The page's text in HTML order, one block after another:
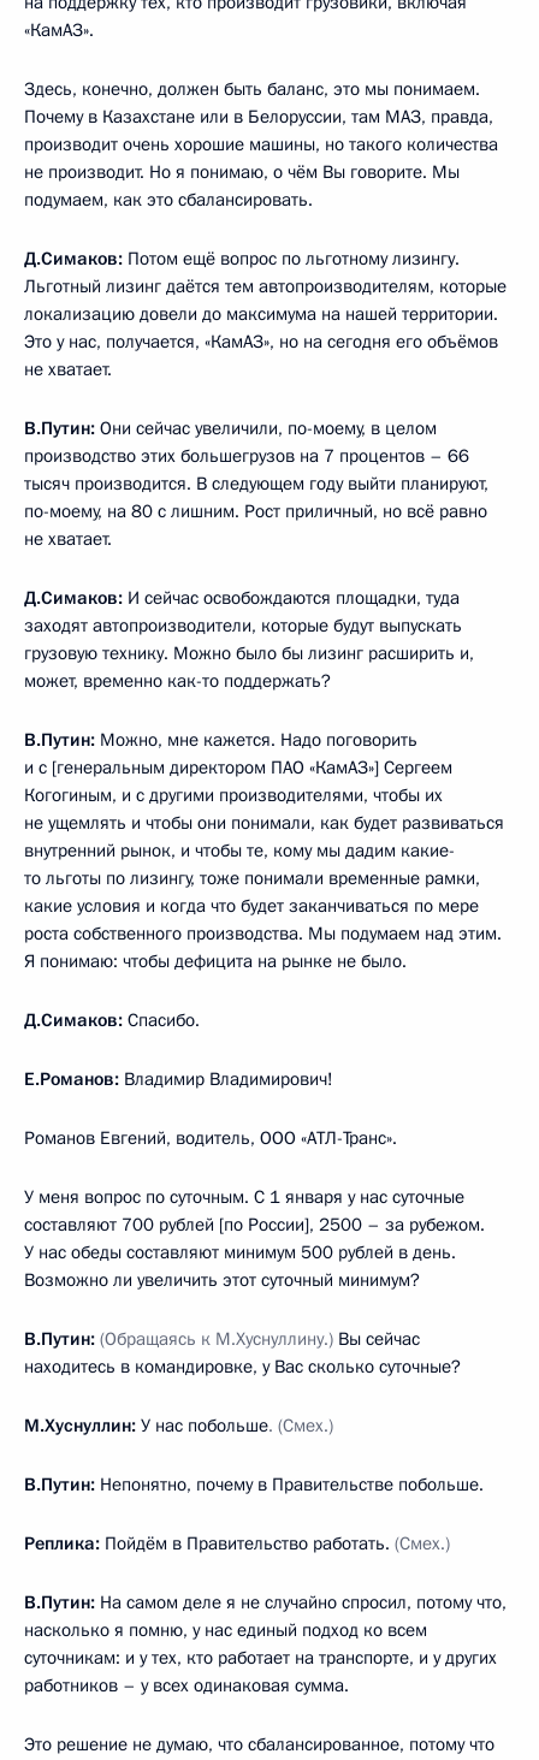
«КамАЗ».
Здесь, конечно, должен быть баланс, это мы понимаем.
Почему в Казахстане или в Белоруссии, там МАЗ, правда,
производит очень хорошие машины, но такого количества
не производит. Но я понимаю, о чём Вы говорите. Мы
подумаем, как это сбалансировать.
Д.Симаков: Потом ещё вопрос по льготному лизингу.
Льготный лизинг даётся тем автопроизводителям, которые
локализацию довели до максимума на нашей территории.
Это у нас, получается, «КамАЗ», но на сегодня его объёмов
не хватает.
В.Путин: Они сейчас увеличили, по-моему, в целом
производство этих большегрузов на 7 процентов – 66
тысяч производится. В следующем году выйти планируют,
по-моему, на 80 с лишним. Рост приличный, но всё равно
не хватает.
Д.Симаков: И сейчас освобождаются площадки, туда
заходят автопроизводители, которые будут выпускать
грузовую технику. Можно было бы лизинг расширить и,
может, временно как-то поддержать?
В.Путин: Можно, мне кажется. Надо поговорить
и с [генеральным директором ПАО «КамАЗ»] Сергеем
Когогиным, и с другими производителями, чтобы их
не ущемлять и чтобы они понимали, как будет развиваться
внутренний рынок, и чтобы те, кому мы дадим какие-
то льготы по лизингу, тоже понимали временные рамки,
какие условия и когда что будет заканчиваться по мере
роста собственного производства. Мы подумаем над этим.
Я понимаю: чтобы дефицита на рынке не было.
Д.Симаков: Спасибо.
Е.Романов: Владимир Владимирович!
Романов Евгений, водитель, ООО «АТЛ-Транс».
У меня вопрос по суточным. С 1 января у нас суточные
составляют 700 рублей [по России], 2500 – за рубежом.
У нас обеды составляют минимум 500 рублей в день.
Возможно ли увеличить этот суточный минимум?
В.Путин: (Обращаясь к М.Хуснуллину.) Вы сейчас
находитесь в командировке, у Вас сколько суточные?
М.Хуснуллин: У нас побольше. (Смех.)
В.Путин: Непонятно, почему в Правительстве побольше.
Реплика: Пойдём в Правительство работать. (Смех.)
В.Путин: На самом деле я не случайно спросил, потому что,
насколько я помню, у нас единый подход ко всем
суточникам: и у тех, кто работает на транспорте, и у других
работников – у всех одинаковая сумма.
Это решение не думаю, что сбалансированное, потому что